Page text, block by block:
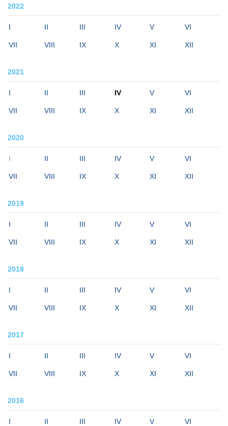
2022
I II III IV V VI
VII VIII IX X XI XII
2021
I II III IV V VI
VII VIII IX X XI XII
2020
I II III IV V VI
VII VIII IX X XI XII
2019
I II III IV V VI
VII VIII IX X XI XII
2018
I II III IV V VI
VII VIII IX X XI XII
2017
I II III IV V VI
VII VIII IX X XI XII
2016
I II III IV V VI